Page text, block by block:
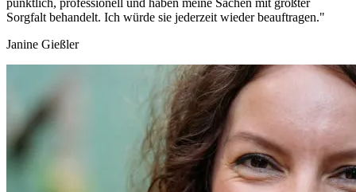
Sorgfalt behandelt. Ich würde sie jederzeit wieder beauftragen."
Janine Gießler